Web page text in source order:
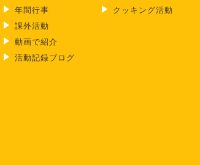
年間行事
課外活動
動画で紹介
活動記録ブログ
クッキング活動